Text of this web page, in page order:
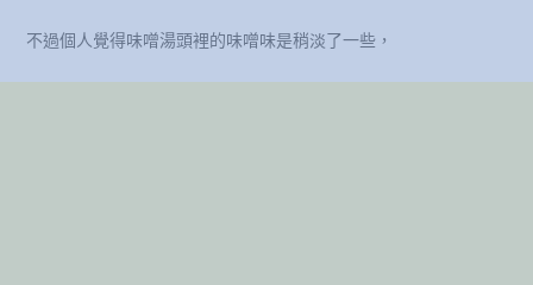
不過個人覺得味噌湯頭裡的味噌味是稍淡了一些，